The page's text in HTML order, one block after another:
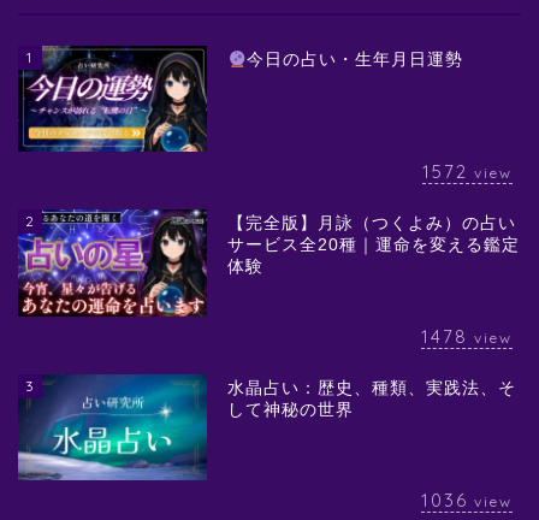
1 今日の占い・生年月日運勢
1572 view
2
【完全版】月詠（つくよみ）の占い
サービス全20種｜運命を変える鑑定
体験
1478 view
3
水晶占い：歴史、種類、実践法、そ
して神秘の世界
1036 view